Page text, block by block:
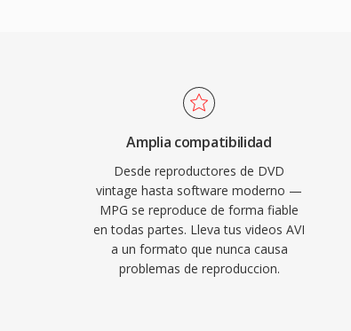
o 352x288 (PAL) a
qué los archivos
más altas
asume un
a diferencia
para difusion,
en archivos sin
Amplia compatibilidad
Desde reproductores de DVD
vintage hasta software moderno —
MPG se reproduce de forma fiable
en todas partes. Lleva tus videos AVI
a un formato que nunca causa
problemas de reproduccion.